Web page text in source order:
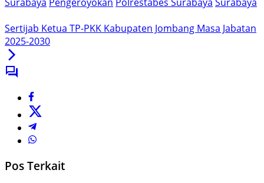
Sertijab Ketua TP-PKK Kabupaten Jombang Masa Jabatan
2025-2030
Pos Terkait